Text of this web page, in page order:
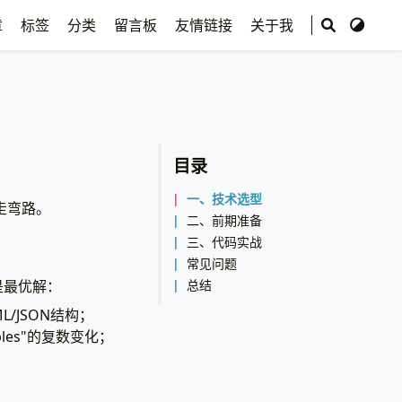
标签 分类 留言板 友情链接 关于我
目录
一、技术选型
二、前期准备
三、代码实战
常见问题
总结
路。
优解：
结构；
的复数变化；